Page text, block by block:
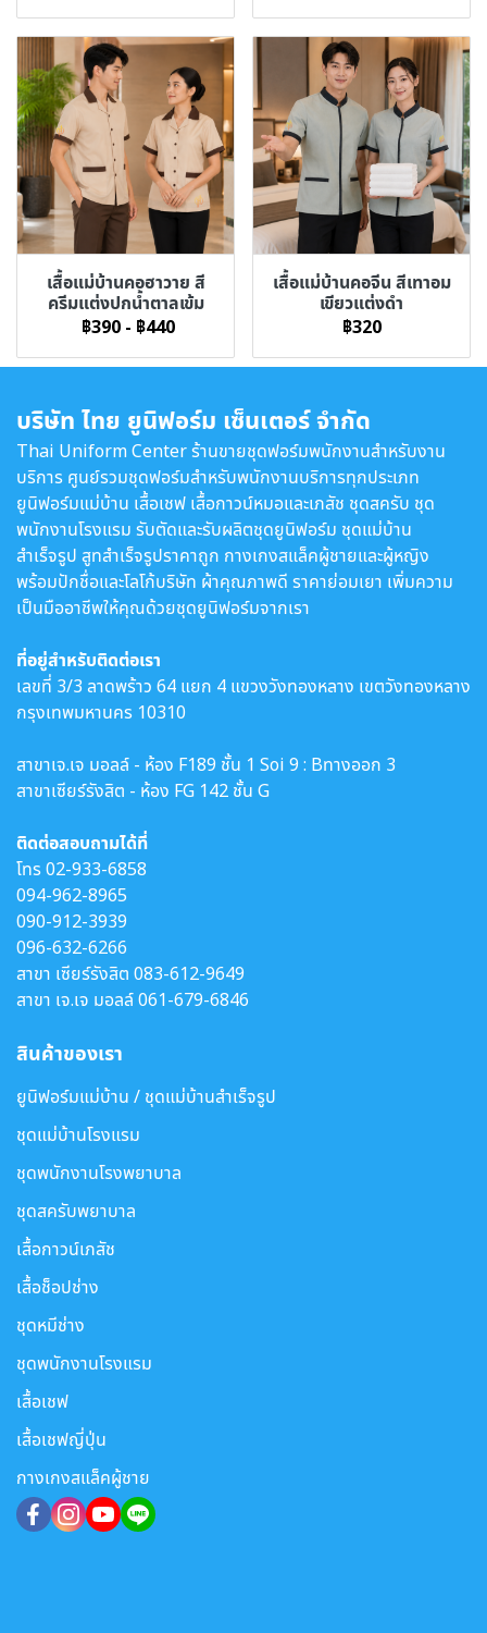
เสื้อแม่บ้านคอฮาวาย สี
ครีมแต่งปกน้ำตาลเข้ม
฿390 - ฿440
เสื้อแม่บ้านคอจีน สีเทาอม
เขียวแต่งดำ
฿320
บริษัท ไทย ยูนิฟอร์ม เซ็นเตอร์ จำกัด
Thai Uniform Center ร้านขายชุดฟอร์มพนักงานสำหรับงาน
บริการ ศูนย์รวมชุดฟอร์มสำหรับพนักงานบริการทุกประเภท
ยูนิฟอร์มแม่บ้าน เสื้อเชฟ เสื้อกาวน์หมอและเภสัช ชุดสครับ ชุด
พนักงานโรงแรม รับตัดและรับผลิตชุดยูนิฟอร์ม ชุดแม่บ้าน
สำเร็จรูป สูทสำเร็จรูปราคาถูก กางเกงสแล็คผู้ชายและผู้หญิง
พร้อมปักชื่อและโลโก้บริษัท ผ้าคุณภาพดี ราคาย่อมเยา เพิ่มความ
เป็นมืออาชีพให้คุณด้วยชุดยูนิฟอร์มจากเรา
ที่อยู่สำหรับติดต่อเรา
เลขที่ 3/3 ลาดพร้าว 64 แยก 4 แขวงวังทองหลาง เขตวังทองหลาง
กรุงเทพมหานคร 10310
สาขาเจ.เจ มอลล์ - ห้อง F189 ชั้น 1 Soi 9 : Bทางออก 3
สาขาเซียร์รังสิต - ห้อง FG 142 ชั้น G
ติดต่อสอบถามได้ที่
โทร02-933-6858
094-962-8965
090-912-3939
096-632-6266
สาขา เซียร์รังสิต 083-612-9649
สาขา เจ.เจ มอลล์061-679-6846
สินค้าของเรา
ยูนิฟอร์มแม่บ้าน / ชุดแม่บ้านสำเร็จรูป
ชุดแม่บ้านโรงแรม
ชุดพนักงานโรงพยาบาล
ชุดสครับพยาบาล
เสื้อกาวน์เภสัช
เสื้อช็อปช่าง
ชุดหมีช่าง
ชุดพนักงานโรงแรม
เสื้อเชฟ
เสื้อเชฟญี่ปุ่น
กางเกงสแล็คผู้ชาย